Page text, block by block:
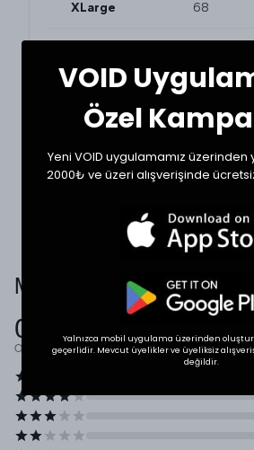
XLarge 68
BEDEN VE UYUMLULUK
Tekstil ürünlerinde beden seçimi
değişkenlik gösterebilir. En doğru
dolabınızdaki beğendiğiniz bir
* Ölçülerde +1/-1 cm farklılık olabilir.
Müşteri Yorumları
0.0
Ortalama Puan
VOID
Özel
Yeni VOID uygulamamız üzerinden
2000₺ ve üzeri alışverişinde
Yalnızca mobil uygulama üzerinden
geçerlidir. Mevcut üyelikler ve üyeliksiz
değildir.